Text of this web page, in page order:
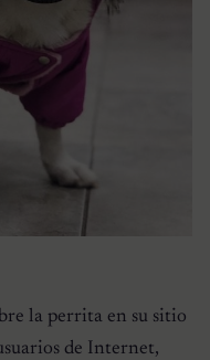
la perrita en su sitio
de Internet,